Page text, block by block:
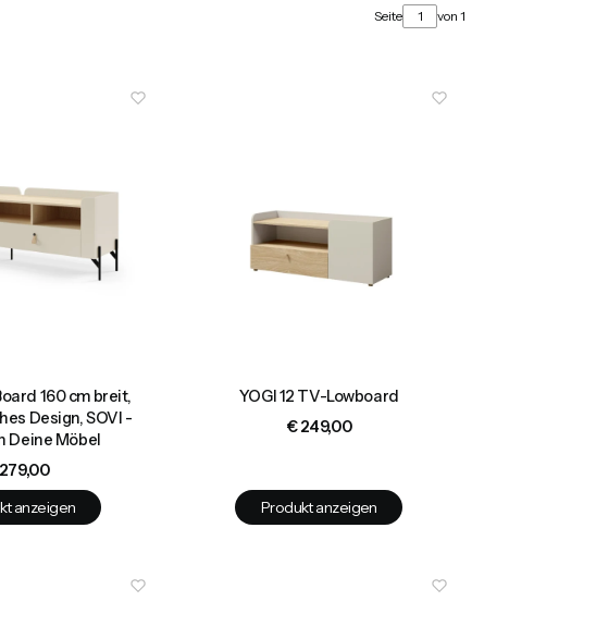
Seite von 1
160 cm breit,
Design, SOVI -
Deine Möbel
anzeigen
YOGI 12 TV-Lowboard
Preis
€ 249,00
Produkt anzeigen